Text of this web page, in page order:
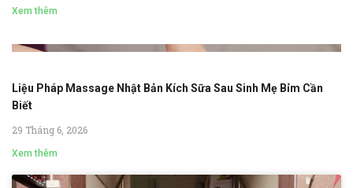
Xem thêm
Liệu Pháp Massage Nhật Bản Kích Sữa Sau Sinh Mẹ Bỉm Cần
Biết
29 Tháng 6, 2026
Xem thêm